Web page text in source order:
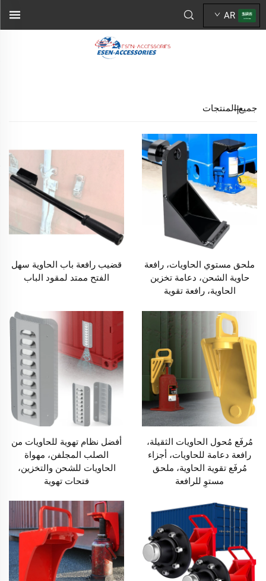
AR
جميع المنتجات
ملحق مستوي الحاويات، رافعة
حاوية الشحن، دعامة تخزين
الحاوية، رافعة تقوية
قضيب رافعة باب الحاوية سهل
الفتح ممتد لمقود الباب
مُرفَع مُحول الحاويات الثقيلة،
رافعة دعامة للحاويات، أجزاء
مُرفَع تقوية الحاوية، ملحق
مستوٍ للرافعة
أفضل نظام تهوية للحاويات من
الصلب المجلفن، مهواة
الحاويات للشحن والتخزين،
فتحات تهوية